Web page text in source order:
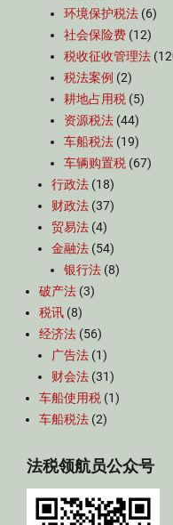
环境保护税法 (6)
社会保险费 (12)
税收征收管理法
税法案例 (2)
耕地占用税 (5)
资源税法 (44)
车船税法 (19)
车辆购置税 (67)
行政法 (18)
财政法 (37)
贸易法 (4)
金融法 (54)
银行法 (8)
破产法 (3)
税讯 (8)
经济法 (56)
广告法 (1)
财会法 (31)
车船使用税 (1)
车船税法 (2)
法税领航员公众号